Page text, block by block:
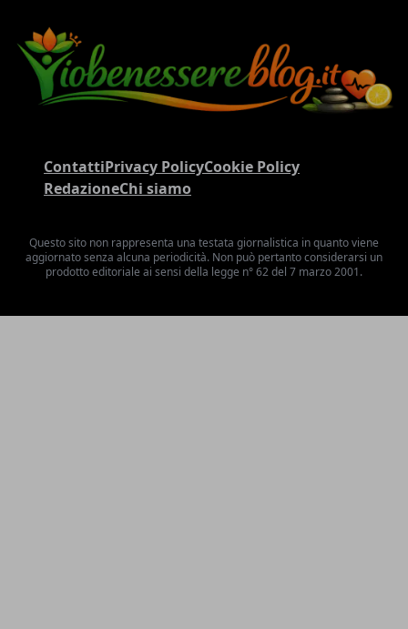
ContattiPrivacy PolicyCookie Policy
RedazioneChi siamo
Questo sito non rappresenta una testata giornalistica in quanto viene
aggiornato senza alcuna periodicità. Non può pertanto considerarsi un
prodotto editoriale ai sensi della legge n° 62 del 7 marzo 2001.